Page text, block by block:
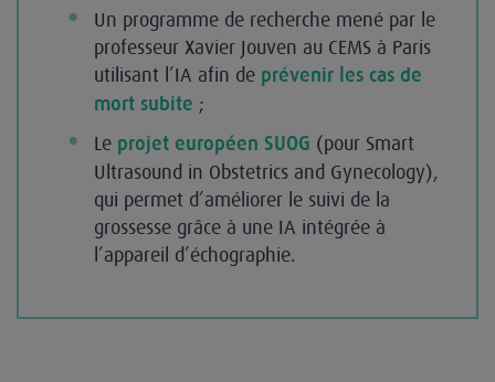
Un programme de recherche mené par le
professeur Xavier Jouven au CEMS à Paris
utilisant l’IA afin de prévenir les cas de
mort subite ;
Le projet européen SUOG (pour Smart
Ultrasound in Obstetrics and Gynecology),
qui permet d’améliorer le suivi de la
grossesse grâce à une IA intégrée à
l’appareil d’échographie.